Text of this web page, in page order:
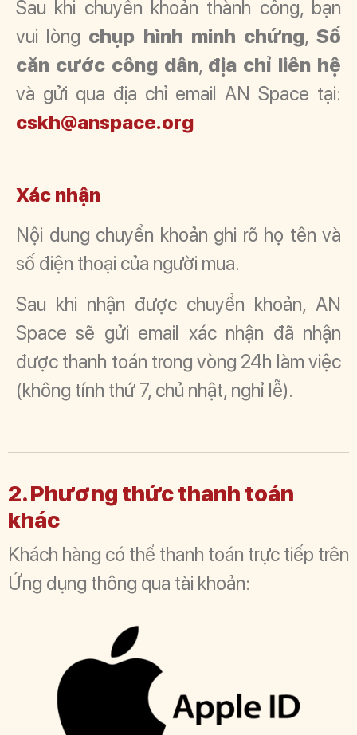
Sau khi chuyển khoản thành công, bạn
vui lòng chụp hình minh chứng,Số
căn cước công dân, địa chỉ liên hệ
và gửi qua địa chỉ email AN Space tại:
cskh@anspace.org
Xác nhận
Nội dung chuyển khoản ghi rõ họ tên và
số điện thoại của người mua.
Sau khi nhận được chuyển khoản, AN
Space sẽ gửi email xác nhận đã nhận
được thanh toán trong vòng 24h làm việc
(không tính thứ 7, chủ nhật, nghỉ lễ).
2. Phương thức thanh toán
khác
Khách hàng có thể thanh toán trực tiếp trên
Ứng dụng thông qua tài khoản: